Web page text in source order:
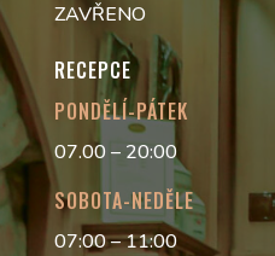
ZAVŘENO
RECEPCE
PONDĚLÍ-PÁTEK
07.00 – 20:00
SOBOTA-NEDĚLE
07:00 – 11:00